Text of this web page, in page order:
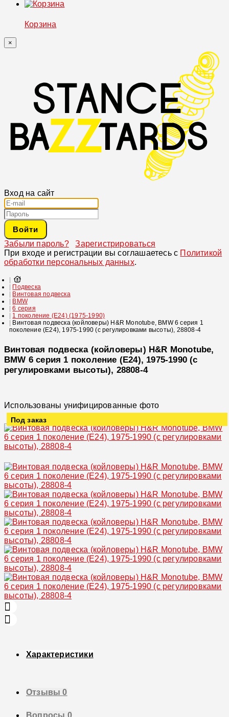
Корзина
×
Вход на сайт
Войти
Забыли пароль?
Зарегистрироваться
При входе и регистрации вы соглашаетесь с Политикой
обработки персональных данных.
Подвеска
Винтовая подвеска
BMW
6 серия
1 поколение (E24) (1975-1990)
Винтовая подвеска (койловеры) H&R Monotube, BMW 6 серия 1
поколение (E24), 1975-1990 (с регулировками высоты), 28808-4
Винтовая подвеска (койловеры) H&R Monotube,
BMW 6 серия 1 поколение (E24), 1975-1990 (с
регулировками высоты), 28808-4
Использованы унифицированные фото
Под заказ
Характеристики
Отзывы0